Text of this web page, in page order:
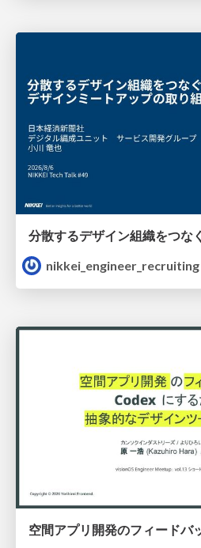
nikkei_engineer_recruiting